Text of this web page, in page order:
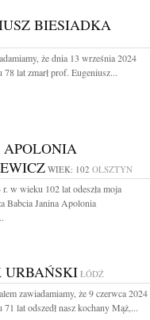
BIESIADKA
że dnia 13 września 2024
lat zmarł prof. Eugeniusz...
APOLONIA
WIEK: 102 OLSZTYN
r. w wieku 102 lat odeszła moja
Babcia Janina Apolonia
URBAŃSKI ŁÓDŹ
zawiadamiamy, że 9 czerwca 2024
lat odszedł nasz kochany Mąż,...